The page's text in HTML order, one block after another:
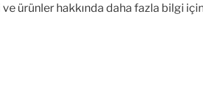
ürünler hakkında daha fazla bilgi